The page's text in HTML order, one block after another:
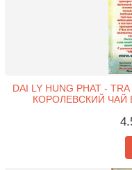
DAI LY HUNG PHAT -
КОРОЛЕВСКИЙ ЧАЙ